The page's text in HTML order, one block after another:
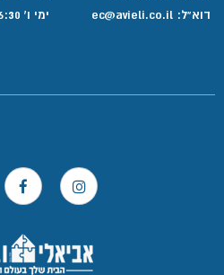
דוא”ל:
ימי ו' 6:30 – 13:00